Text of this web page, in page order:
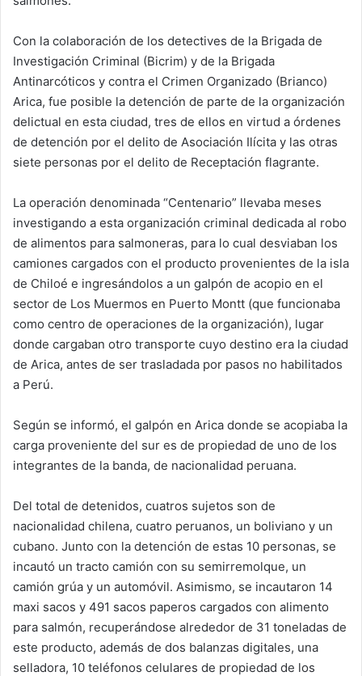
Con la colaboración de los detectives de la Brigada de
Investigación Criminal (Bicrim) y de la Brigada
Antinarcóticos y contra el Crimen Organizado (Brianco)
Arica, fue posible la detención de parte de la organización
delictual en esta ciudad, tres de ellos en virtud a órdenes
de detención por el delito de Asociación Ilícita y las otras
siete personas por el delito de Receptación flagrante.
La operación denominada “Centenario” llevaba meses
investigando a esta organización criminal dedicada al robo
de alimentos para salmoneras, para lo cual desviaban los
camiones cargados con el producto provenientes de la isla
de Chiloé e ingresándolos a un galpón de acopio en el
sector de Los Muermos en Puerto Montt (que funcionaba
como centro de operaciones de la organización), lugar
donde cargaban otro transporte cuyo destino era la ciudad
de Arica, antes de ser trasladada por pasos no habilitados
a Perú.
Según se informó, el galpón en Arica donde se acopiaba la
carga proveniente del sur es de propiedad de uno de los
integrantes de la banda, de nacionalidad peruana.
Del total de detenidos, cuatros sujetos son de
nacionalidad chilena, cuatro peruanos, un boliviano y un
cubano. Junto con la detención de estas 10 personas, se
incautó un tracto camión con su semirremolque, un
camión grúa y un automóvil. Asimismo, se incautaron 14
maxi sacos y 491 sacos paperos cargados con alimento
para salmón, recuperándose alrededor de 31 toneladas de
este producto, además de dos balanzas digitales, una
selladora, 10 teléfonos celulares de propiedad de los